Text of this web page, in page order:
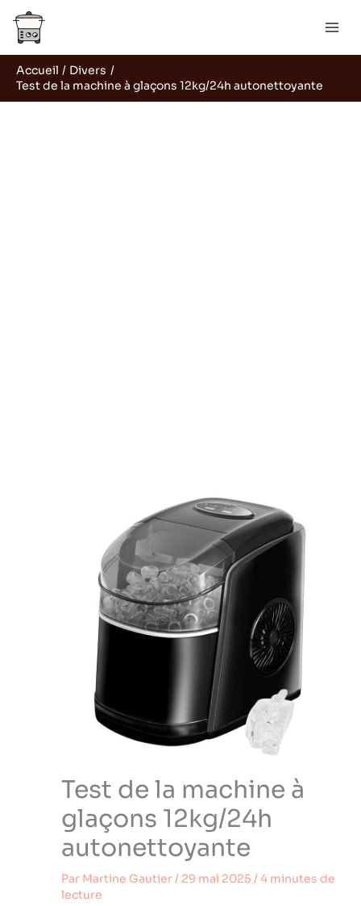
Aller
contenu
Accueil
Divers
Test de la machine à glaçons 12kg/24h autonettoyante
Test de la machine à
glaçons 12kg/24h
autonettoyante
Par Martine Gautier/ 29 mai 2025 /4 minutes de
lecture
e
c
h
e